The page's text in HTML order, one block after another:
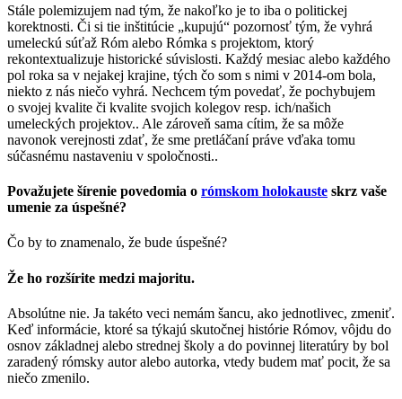
Stále polemizujem nad tým, že nakoľko je to iba o politickej
korektnosti. Či si tie inštitúcie „kupujú“ pozornosť tým, že vyhrá
umeleckú súťaž Róm alebo Rómka s projektom, ktorý
rekontextualizuje historické súvislosti. Každý mesiac alebo každého
pol roka sa v nejakej krajine, tých čo som s nimi v 2014-om bola,
niekto z nás niečo vyhrá. Nechcem tým povedať, že pochybujem
o svojej kvalite či kvalite svojich kolegov resp. ich/našich
umeleckých projektov.. Ale zároveň sama cítim, že sa môže
navonok verejnosti zdať, že sme pretláčaní práve vďaka tomu
súčasnému nastaveniu v spoločnosti..
Považujete šírenie povedomia o rómskom holokauste skrz vaše
umenie za úspešné?
Čo by to znamenalo, že bude úspešné?
Že ho rozšírite medzi majoritu.
Absolútne nie. Ja takéto veci nemám šancu, ako jednotlivec, zmeniť.
Keď informácie, ktoré sa týkajú skutočnej histórie Rómov, vôjdu do
osnov základnej alebo strednej školy a do povinnej literatúry by bol
zaradený rómsky autor alebo autorka, vtedy budem mať pocit, že sa
niečo zmenilo.